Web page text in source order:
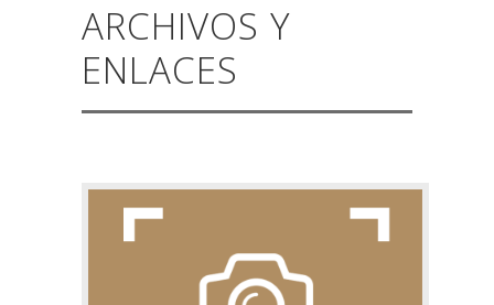
ARCHIVOS Y
ENLACES